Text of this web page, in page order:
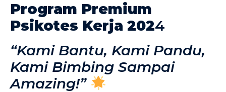
Program Premium
Psikotes Kerja 2024
“Kami Bantu, Kami Pandu,
Kami Bimbing Sampai
Amazing!”